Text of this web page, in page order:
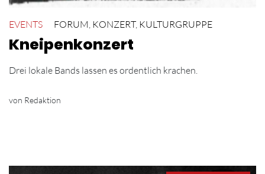
EVENTS FORUM KONZERT, KULTURGRUPPE
Kneipenkonzert
Drei lokale Bands lassen es ordentlich krachen.
von Redaktion